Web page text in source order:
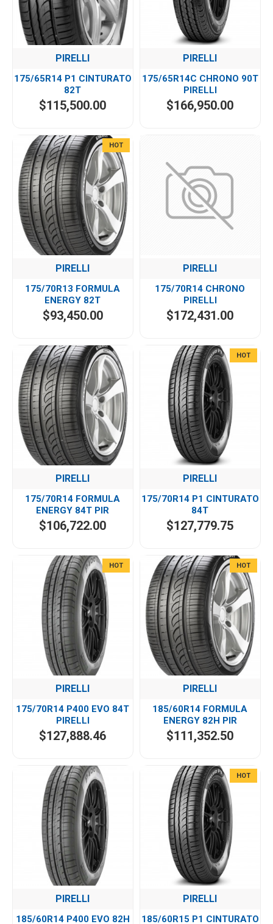
PIRELLI
175/65R14 P1 CINTURATO
82T
$115,500.00
PIRELLI
175/65R14C CHRONO 90T
PIRELLI
$166,950.00
HOT
PIRELLI
175/70R13 FORMULA
ENERGY 82T
$93,450.00
PIRELLI
175/70R14 CHRONO
PIRELLI
$172,431.00
PIRELLI
175/70R14 FORMULA
ENERGY 84T PIR
$106,722.00
HOT
PIRELLI
175/70R14 P1 CINTURATO
84T
$127,779.75
HOT
PIRELLI
175/70R14 P400 EVO 84T
PIRELLI
$127,888.46
HOT
PIRELLI
185/60R14 FORMULA
ENERGY 82H PIR
$111,352.50
PIRELLI
185/60R14 P400 EVO 82H
HOT
PIRELLI
185/60R15 P1 CINTURATO